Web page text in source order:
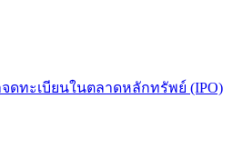
ดทะเบียนในตลาดหลักทรัพย์ (IPO)